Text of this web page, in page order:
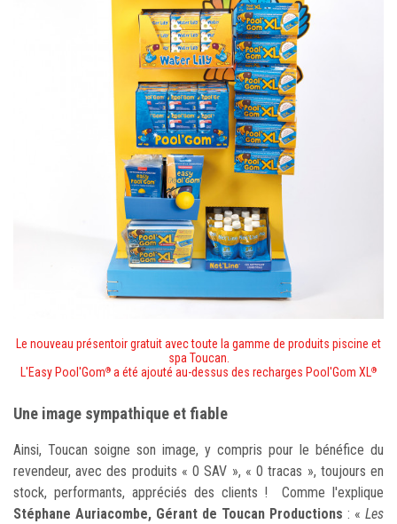
Le nouveau présentoir gratuit avec toute la gamme de produits piscine et
spa Toucan.
L'Easy Pool'Gom® a été ajouté au-dessus des recharges Pool'Gom XL®
Une image sympathique et fiable
Ainsi, Toucan soigne son image, y compris pour le bénéfice du
revendeur, avec des produits « 0 SAV », « 0 tracas », toujours en
stock, performants, appréciés des clients ! Comme l'explique
Stéphane Auriacombe, Gérant de Toucan Productions : « Les